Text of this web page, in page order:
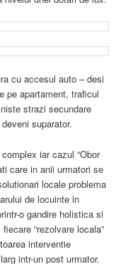
cu accesul auto – desi
pe apartament, traficul
strazi secundare
suparator.
iar cazul “Obor
care in anii urmatori se
locale problema
de locuinte in
o gandire holistica si
“rezolvare locala”
interventie
intr-un post urmator.